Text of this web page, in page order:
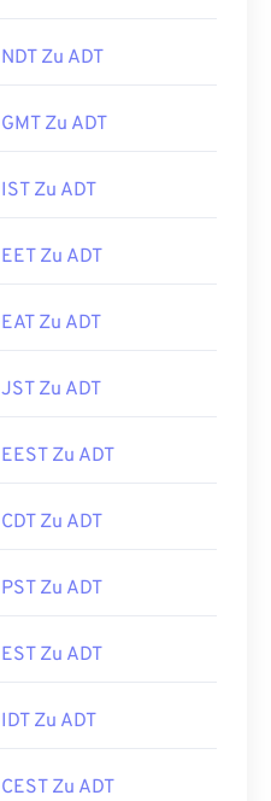
NDT Zu ADT
GMT Zu ADT
IST Zu ADT
EET Zu ADT
EAT Zu ADT
JST Zu ADT
EEST Zu ADT
CDT Zu ADT
PST Zu ADT
EST Zu ADT
IDT Zu ADT
CEST Zu ADT